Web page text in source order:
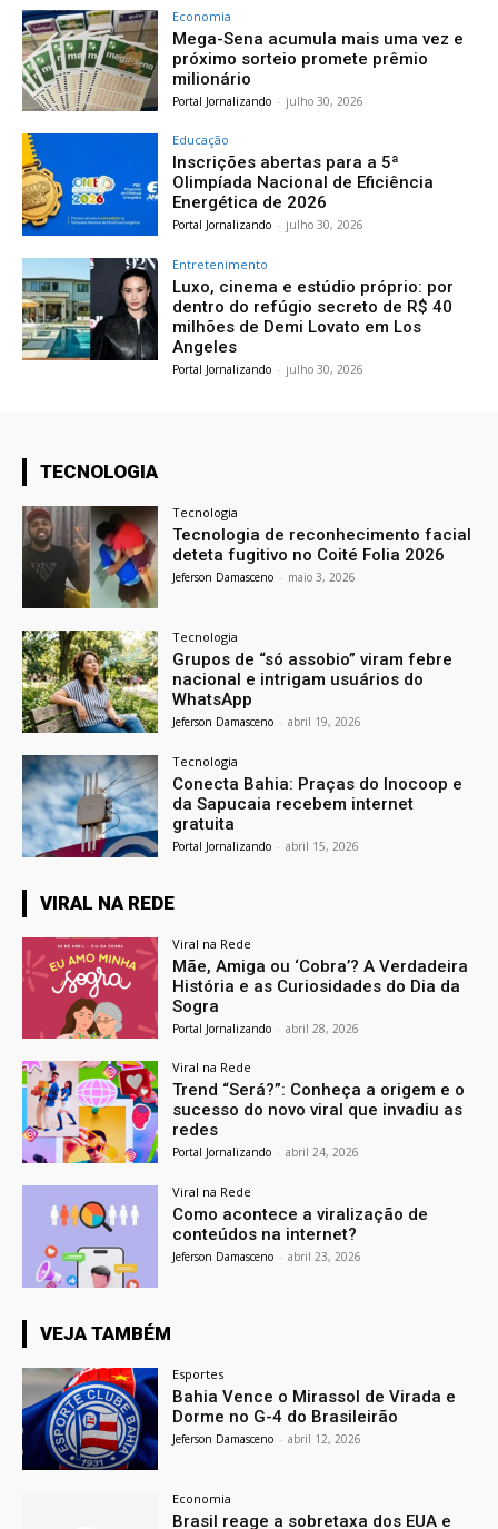
Economia
Mega-Sena acumula mais uma vez e
próximo sorteio promete prêmio
milionário
Portal Jornalizando - julho 30, 2026
Educação
Inscrições abertas para a 5ª
Olimpíada Nacional de Eficiência
Energética de 2026
Portal Jornalizando - julho 30, 2026
Entretenimento
Luxo, cinema e estúdio próprio: por
dentro do refúgio secreto de R$ 40
milhões de Demi Lovato em Los
Angeles
Portal Jornalizando - julho 30, 2026
TECNOLOGIA
Tecnologia
Tecnologia de reconhecimento facial
deteta fugitivo no Coité Folia 2026
Jeferson Damasceno - maio 3, 2026
Tecnologia
Grupos de “só assobio” viram febre
nacional e intrigam usuários do
WhatsApp
Jeferson Damasceno - abril 19, 2026
Tecnologia
Conecta Bahia: Praças do Inocoop e
da Sapucaia recebem internet
gratuita
Portal Jornalizando - abril 15, 2026
VIRAL NA REDE
Viral na Rede
Mãe, Amiga ou ‘Cobra’? A Verdadeira
História e as Curiosidades do Dia da
Sogra
Portal Jornalizando - abril 28, 2026
Viral na Rede
Trend “Será?”: Conheça a origem e o
sucesso do novo viral que invadiu as
redes
Portal Jornalizando - abril 24, 2026
Viral na Rede
Como acontece a viralização de
conteúdos na internet?
Jeferson Damasceno - abril 23, 2026
VEJA TAMBÉM
Esportes
Bahia Vence o Mirassol de Virada e
Dorme no G-4 do Brasileirão
Jeferson Damasceno - abril 12, 2026
Economia
Brasil reage a sobretaxa dos EUA e